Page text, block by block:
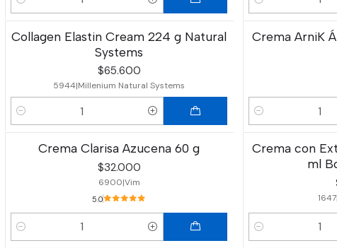
Cantidad Cantidad
Collagen Elastin Cream 224 g Natural
Systems
$65.600
5944|Millenium Natural Systems
Cantidad
Crema ArniK
Cantidad
Crema Clarisa Azucena 60 g
$32.000
6900|Vim
5.0
Cantidad
Crema con
ml
1647
Cantidad